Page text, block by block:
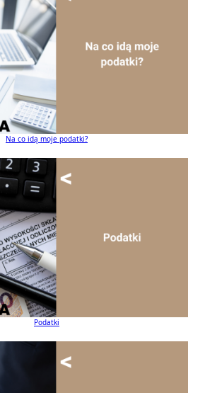
Na co idą moje podatki?
Podatki